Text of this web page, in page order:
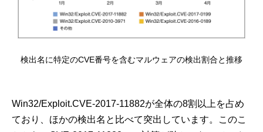
検出名に特定のCVE番号を含むマルウェアの検出割合と推移
Win32/Exploit.CVE-2017-11882が全体の8割以上を占め
ており、ほかの検出名と比べて突出しています。このこ